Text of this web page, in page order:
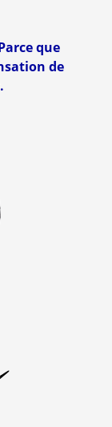
que
de